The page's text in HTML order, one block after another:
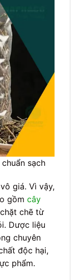
sạch
giá. Vì vậy,
gồm cây
chẽ từ
Dược liệu
chuyên
độc hại,
phẩm.